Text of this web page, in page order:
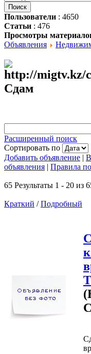
Пользователи : 4650
Статьи : 476
Просмотры
Объявления
Сдам
Расширенный поиск
Сортировать по
Добавить объявление |
объявления | Правила
65 Результаты 1 - 20 из
Краткий /Подробный